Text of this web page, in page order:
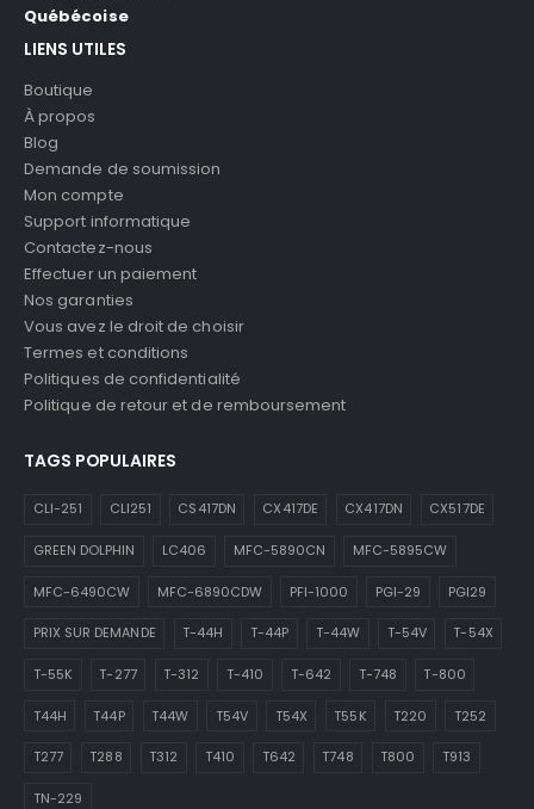
Québécoise
LIENS UTILES
Boutique
À propos
Blog
Demande de soumission
Mon compte
Support informatique
Contactez-nous
Effectuer un paiement
Nos garanties
Vous avez le droit de choisir
Termes et conditions
Politiques de confidentialité
Politique de retour et de remboursement
TAGS POPULAIRES
CLI-251 CLI251 CS417DN CX417DE CX417DN CX517DE
GREEN DOLPHIN LC406 MFC-5890CN MFC-5895CW
MFC-6490CW MFC-6890CDW PFI-1000 PGI-29 PGI29
PRIX SUR DEMANDE T-44H T-44P T-44W T-54V T-54X
T-55K T-277 T-312 T-410 T-642 T-748 T-800
T44H T44P T44W T54V T54X T55K T220 T252
T277 T288 T312 T410 T642 T748 T800 T913
TN-229